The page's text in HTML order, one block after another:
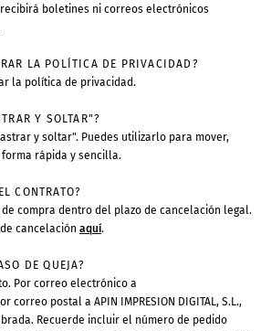
boletines ni correos electrónicos
LA POLÍTICA DE PRIVACIDAD?
la política de privacidad.
Y SOLTAR"?
y soltar". Puedes utilizarlo para mover,
rápida y sencilla.
CONTRATO?
compra dentro del plazo de cancelación legal.
cancelación aquí.
DE QUEJA?
Por correo electrónico a
correo postal a APIN IMPRESION DIGITAL, S.L.,
Recuerde incluir el número de pedido